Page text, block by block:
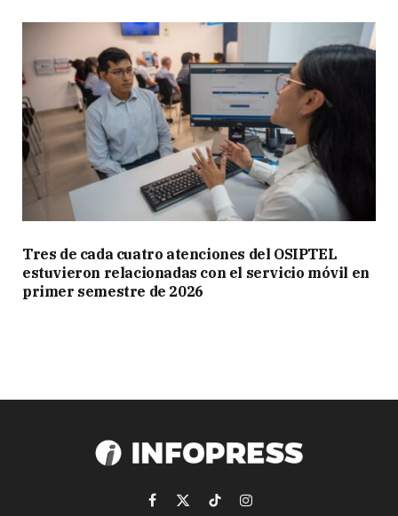
Tres de cada cuatro atenciones del OSIPTEL
estuvieron relacionadas con el servicio móvil en
primer semestre de 2026
Facebook
X
TikTokInstagram